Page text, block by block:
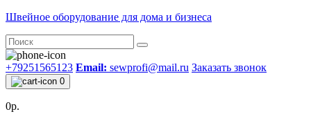
Швейное оборудование для дома и бизнеса
+79251565123 Email: sewprofi@mail.ru Заказать звонок
0
0р.